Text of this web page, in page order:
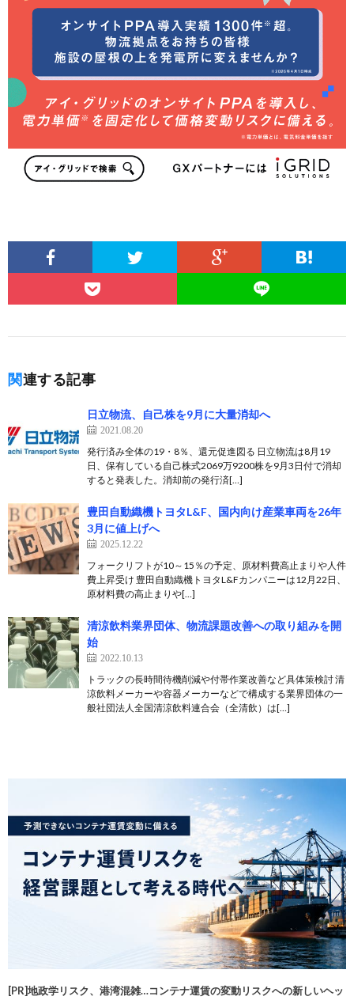
関連する記事
日立物流、自己株を9月に大量消却へ
2021.08.20
発行済み全体の19・8％、還元促進図る 日立物流は8月19
日、保有している自己株式2069万9200株を9月3日付で消却
すると発表した。消却前の発行済[…]
豊田自動織機トヨタL&F、国内向け産業車両を26年
3月に値上げへ
2025.12.22
フォークリフトが10～15％の予定、原材料費高止まりや人件
費上昇受け 豊田自動織機トヨタL&Fカンパニーは12月22日、
原材料費の高止まりや[…]
清涼飲料業界団体、物流課題改善への取り組みを開
始
2022.10.13
トラックの長時間待機削減や付帯作業改善など具体策検討 清
涼飲料メーカーや容器メーカーなどで構成する業界団体の一
般社団法人全国清涼飲料連合会（全清飲）は[…]
[PR]地政学リスク、港湾混雑…コンテナ運賃の変動リスクへの新しいヘッ